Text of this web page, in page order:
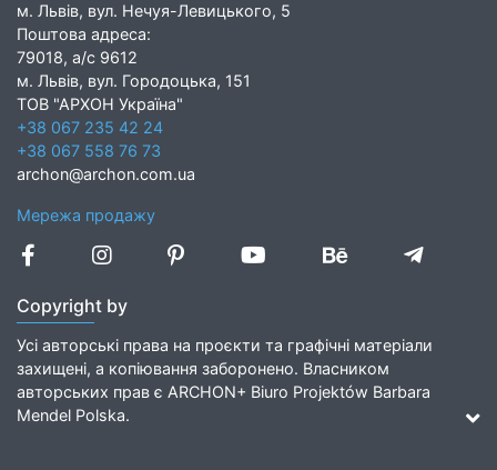
м. Львів, вул. Нечуя-Левицького, 5
Поштова адреса:
79018, а/с 9612
м. Львів, вул. Городоцька, 151
ТОВ "АРХОН Україна"
+38 067 235 42 24
+38 067 558 76 73
archon@archon.com.ua
Мережа продажу
Copyright by
Усі авторські права на проєкти та графічні матеріали
захищені, а копіювання заборонено. Власником
авторських прав є ARCHON+ Biuro Projektów Barbara
Mendel Polska.